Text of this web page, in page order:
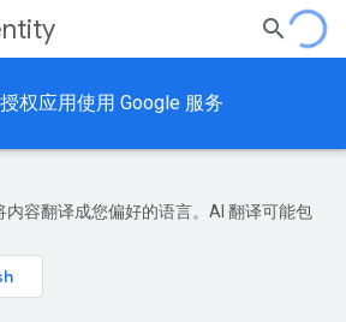
权应用使用 Google 服务
内容翻译成您偏好的语言。AI 翻译可能包